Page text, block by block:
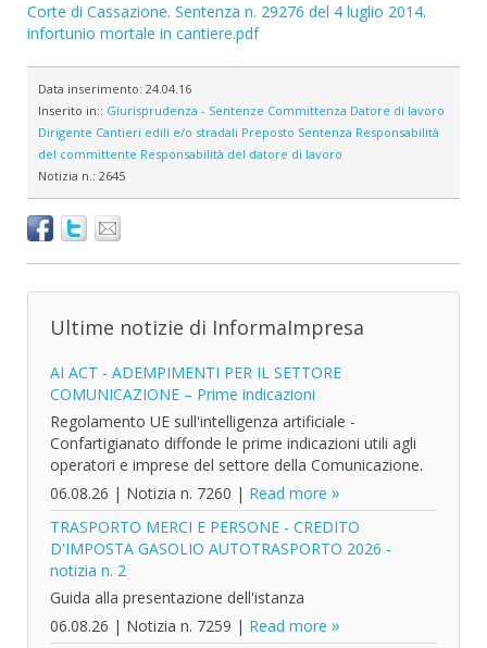
Corte di Cassazione. Sentenza n. 29276 del 4 luglio 2014.
infortunio mortale in cantiere.pdf
Data inserimento: 24.04.16
Inserito in:: Giurisprudenza - Sentenze Committenza Datore di lavoro
Dirigente Cantieri edili e/o stradali Preposto Sentenza Responsabilità
del committente Responsabilità del datore di lavoro
Notizia n.: 2645
Ultime notizie di InformaImpresa
AI ACT - ADEMPIMENTI PER IL SETTORE
COMUNICAZIONE – Prime indicazioni
Regolamento UE sull'intelligenza artificiale -
Confartigianato diffonde le prime indicazioni utili agli
operatori e imprese del settore della Comunicazione.
06.08.26 | Notizia n. 7260 | Read more
TRASPORTO MERCI E PERSONE - CREDITO
D'IMPOSTA GASOLIO AUTOTRASPORTO 2026 -
notizia n. 2
Guida alla presentazione dell'istanza
06.08.26 | Notizia n. 7259 | Read more